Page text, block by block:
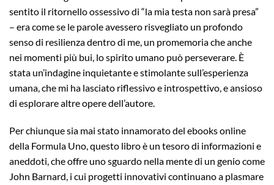
sentito il ritornello ossessivo di “la mia testa non sarà presa”
– era come se le parole avessero risvegliato un profondo
senso di resilienza dentro di me, un promemoria che anche
nei momenti più bui, lo spirito umano può perseverare. È
stata un’indagine inquietante e stimolante sull’esperienza
umana, che mi ha lasciato riflessivo e introspettivo, e ansioso
di esplorare altre opere dell’autore.
Per chiunque sia mai stato innamorato del ebooks online
della Formula Uno, questo libro è un tesoro di informazioni e
aneddoti, che offre uno sguardo nella mente di un genio come
John Barnard, i cui progetti innovativi continuano a plasmare